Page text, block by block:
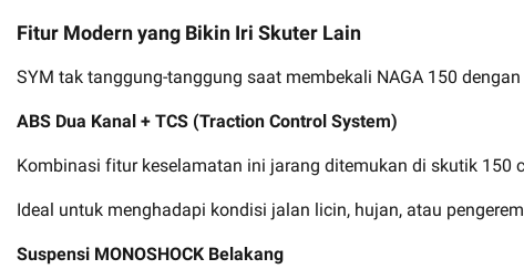
Fitur Modern yang Bikin Iri Skuter Lain
SYM tak tanggung-tanggung saat membekali NAGA 150
ABS Dua Kanal + TCS (Traction Control System)
Kombinasi fitur keselamatan ini jarang ditemukan di skutik 150
Ideal untuk menghadapi kondisi jalan licin, hujan, atau
Suspensi MONOSHOCK Belakang